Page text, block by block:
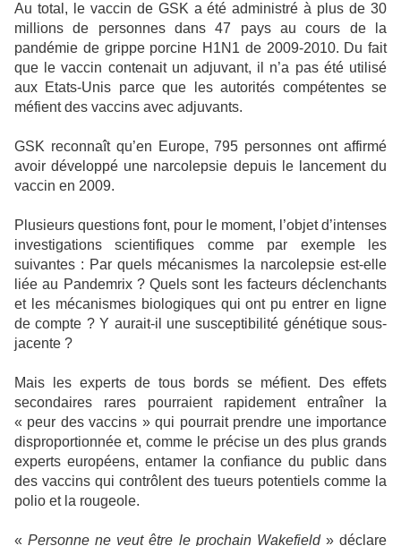
Au total, le vaccin de GSK a été administré à plus de 30
millions de personnes dans 47 pays au cours de la
pandémie de grippe porcine H1N1 de 2009-2010. Du fait
que le vaccin contenait un adjuvant, il n’a pas été utilisé
aux Etats-Unis parce que les autorités compétentes se
méfient des vaccins avec adjuvants.
GSK reconnaît qu’en Europe, 795 personnes ont affirmé
avoir développé une narcolepsie depuis le lancement du
vaccin en 2009.
Plusieurs questions font, pour le moment, l’objet d’intenses
investigations scientifiques comme par exemple les
suivantes : Par quels mécanismes la narcolepsie est-elle
liée au Pandemrix ? Quels sont les facteurs déclenchants
et les mécanismes biologiques qui ont pu entrer en ligne
de compte ? Y aurait-il une susceptibilité génétique sous-
jacente ?
Mais les experts de tous bords se méfient. Des effets
secondaires rares pourraient rapidement entraîner la
« peur des vaccins » qui pourrait prendre une importance
disproportionnée et, comme le précise un des plus grands
experts européens, entamer la confiance du public dans
des vaccins qui contrôlent des tueurs potentiels comme la
polio et la rougeole.
«Personne ne veut être le prochain Wakefield» déclare